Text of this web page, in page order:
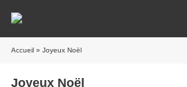
Accueil » Joyeux Noël
Joyeux Noël